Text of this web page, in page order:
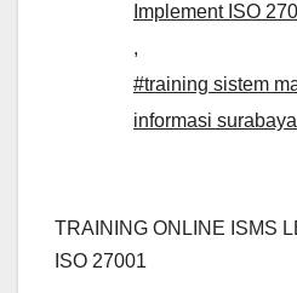
Implement ISO
,
#training sistem
informasi surabaya
TRAINING ONLINE ISMS
ISO 27001